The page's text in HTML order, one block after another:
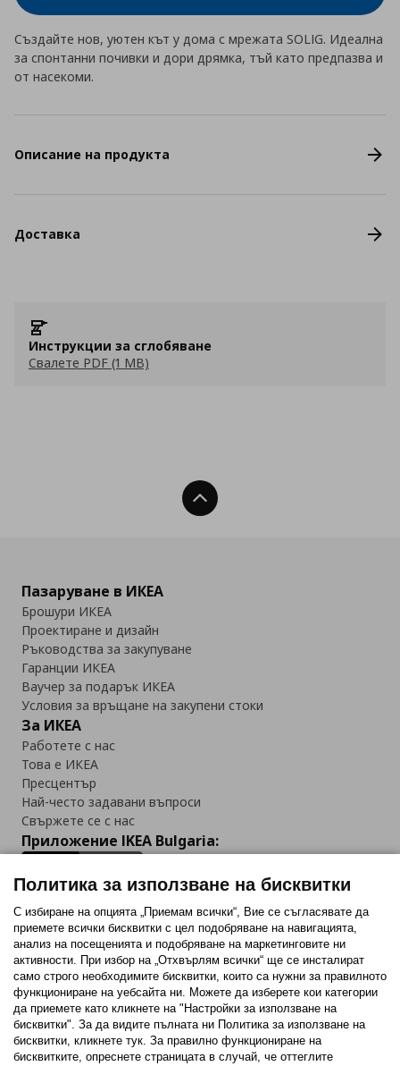
Създайте нов, уютен кът у дома с мрежата SOLIG. Идеална
за спонтанни почивки и дори дрямка, тъй като предпазва и
от насекоми.
Описание на продукта
Доставка
Инструкции за сглобяване
Свалете PDF (1 MB)
Нагоре
Пазаруване в ИКЕА
Брошури ИКЕА
Проектиране и дизайн
Ръководства за закупуване
Гаранции ИКЕА
Ваучер за подарък ИКЕА
Условия за връщане на закупени стоки
За ИКЕА
Работете с нас
Това е ИКЕА
Пресцентър
Най-често задавани въпроси
Свържете се с нас
Приложение IKEA Bulgaria:
Последвайте ни:
FacebookTwitterYoutubePinterestInstagram
Политика за използване на бисквитки
С избиране на опцията „Приемам всички“, Вие се съгласявате да
приемете всички бисквитки с цел подобряване на навигацията,
анализ на посещенията и подобряване на маркетинговите ни
активности. При избор на „Отхвърлям всички“ ще се инсталират
само строго необходимитe бисквитки, които са нужни за правилното
функциониране на уебсайта ни. Можете да изберете кои категории
да приемете като кликнете на "Настройки за използване на
бисквитки". За да видите пълната ни Политика за използване на
бисквитки, кликнете тук. За правилно функциониране на
бисквитките, опреснете страницата в случай, че оттеглите